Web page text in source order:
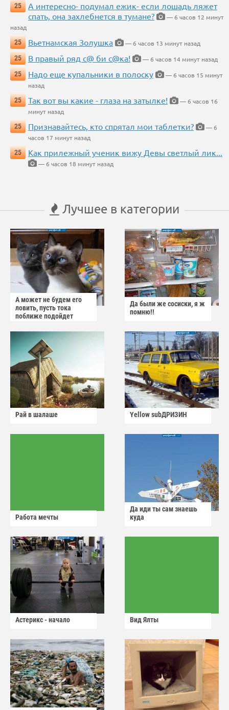
25
А интересно- подумал ежик- если лошадь ляжет
спать, она захлебнется в тумане?
— 6 часов 12 минут
назад
25
Вьетнамская Золушка
— 6 часов 13 минут назад
25
В правый ряд с@ би с@ка!
— 6 часов 14 минут назад
25
Надо еще купальники в полоску
— 6 часов 15 минут
назад
25
Так вот вы какие - глаза на затылке!
— 6 часов 16
минут назад
25
Признавайтесь, кто спрятал мои таблетки?
— 6
часов 17 минут назад
25
Как прилежный ученик вижу Девы светлый лик...
— 6 часов 18 минут назад
Лучшее в категории
А может не будем его
ловить, пусть тока
поближе подойдет
Да были же сосиски, я ж
помню!!
Рай в шалаше Yellow subДРИЗИН
Работа мечты
Да иди ты сам знаешь
куда
Астерикс - начало Вид Ялты